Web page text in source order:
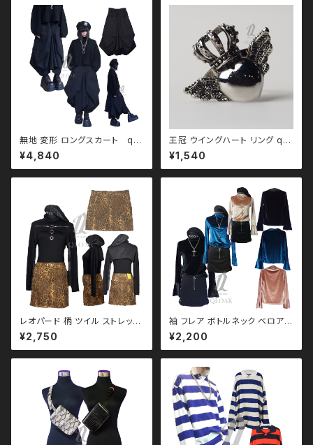
無地 変形 ロングスカート qb
o110013 モノトーン ブラック
コーデ 黒コーデ モード 系 ゴス
ゴシック ゴスロリ パンク ロック
¥4,840
王冠 ウイングハート リング qa
c110071 エンジェルハート 天
使 韓国製 韓国アクセサリー
モノトーン ブラックコーデ 黒コ
スロリ パンク ロック Ｖ 系 韓国
ファッション ストリート系 原宿
¥1,540
レオパード 柄 ツイル ストレッチ
ミニ スカート qbo110019 ヒ
ョウ 豹 パンク ロック Ｖ 系 韓
国ファッション ストリート系 原
¥2,750
袖 フレア ボトルネック ベロア
トップス 3color モノトーン ブ
ラックコーデ 黒コーデ モード 系
ゴス ゴシック ゴスロリ パンク
トリート系 原宿 個性的 qto110
032
¥2,200